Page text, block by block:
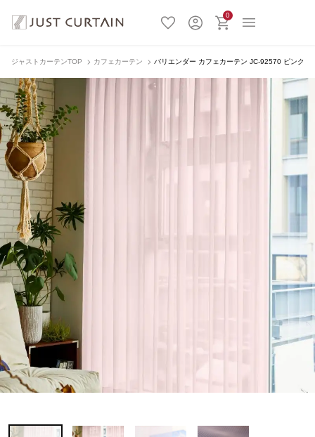
0
ジャストカーテンTOP カフェカーテン バリエンダー カフェカーテン JC-92570 ピンク